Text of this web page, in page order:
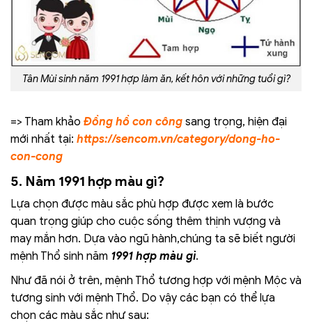
Tân Mùi sinh năm 1991 hợp làm ăn, kết hôn với những tuổi gì?
=> Tham khảo Đồng hồ con công sang trọng, hiện đại
mới nhất tại: https://sencom.vn/category/dong-ho-
con-cong
5. Năm 1991 hợp màu gì?
Lựa chọn được màu sắc phù hợp được xem là bước
quan trọng giúp cho cuộc sống thêm thịnh vượng và
may mắn hơn. Dựa vào ngũ hành,chúng ta sẽ biết người
mệnh Thổ sinh năm 1991 hợp màu gì.
Như đã nói ở trên, mệnh Thổ tương hợp với mệnh Mộc và
tương sinh với mệnh Thổ. Do vậy các bạn có thể lựa
chọn các màu sắc như sau: